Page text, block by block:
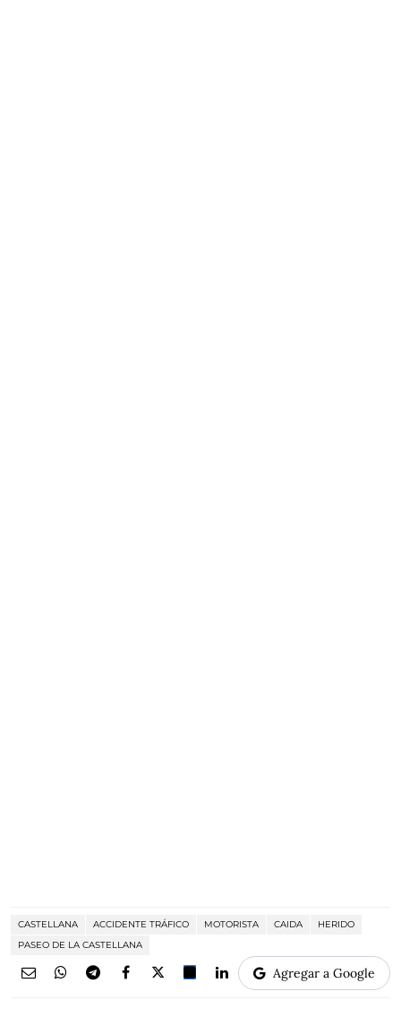
CASTELLANA ACCIDENTE TRÁFICO MOTORISTA CAIDA
HERIDO
PASEO DE LA CASTELLANA
Agregar a Google